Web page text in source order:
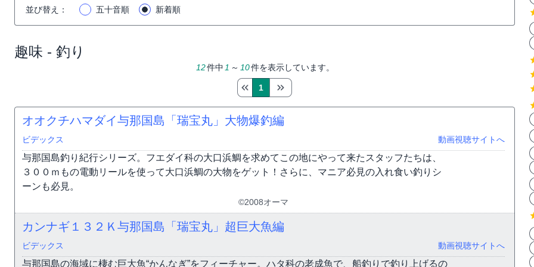
並び替え ： 五十音順 新着順
趣味 - 釣り
12件中 1 ～ 10件を表示しています。
1
オオクチハマダイ与那国島「瑞宝丸」大物爆釣編
ビデックス 動画視聴サイトへ
与那国島釣り紀行シリーズ。フエダイ科の大口浜鯛を求めてこの地にやって来たスタッフたちは、
３００ｍもの電動リールを使って大口浜鯛の大物をゲット！さらに、マニア必見の入れ食い釣りシ
ーンも必見。
©2008オーマ
カンナギ１３２Ｋ与那国島「瑞宝丸」超巨大魚編
ビデックス 動画視聴サイトへ
与那国島の海域に棲む巨大魚“かんなぎ”をフィーチャー。ハタ科の老成魚で、船釣りで釣り上げるの